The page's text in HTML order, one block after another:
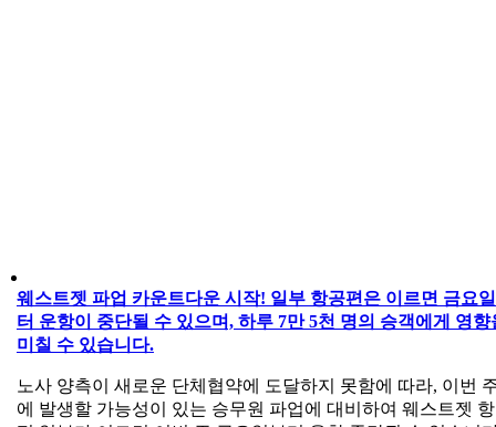
웨스트젯 파업 카운트다운 시작! 일부 항공편은 이르면 금요
터 운항이 중단될 수 있으며, 하루 7만 5천 명의 승객에게 영향
미칠 수 있습니다.
노사 양측이 새로운 단체협약에 도달하지 못함에 따라, 이번
에 발생할 가능성이 있는 승무원 파업에 대비하여 웨스트젯